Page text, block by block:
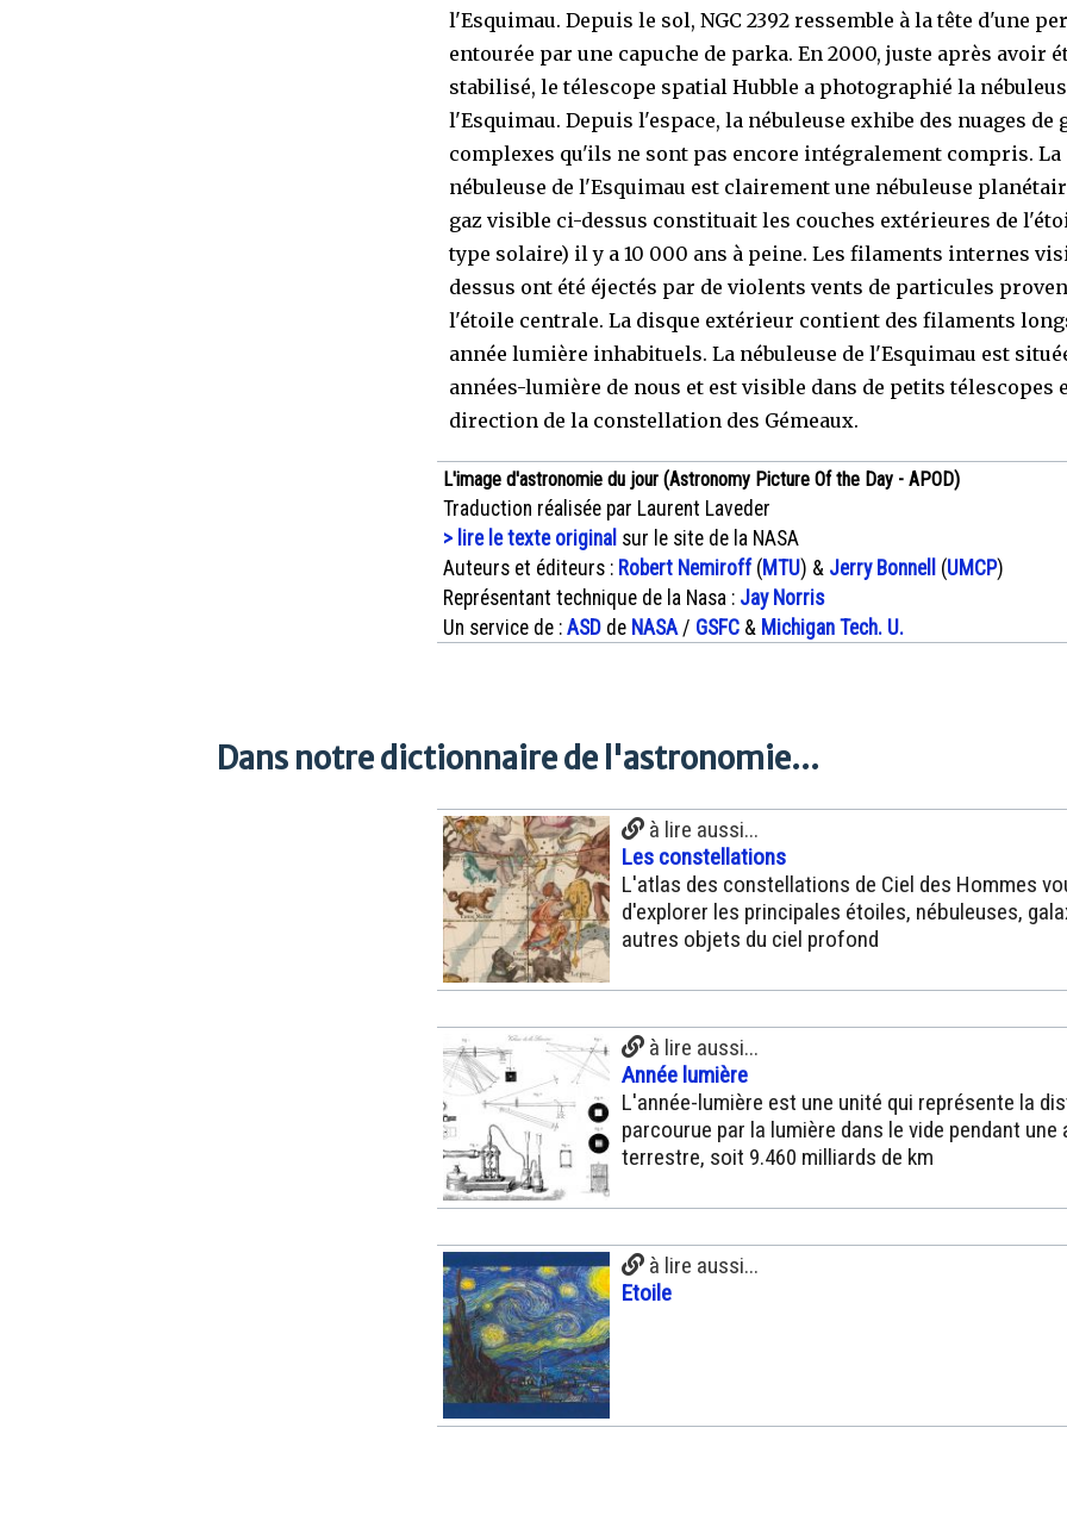
l'Esquimau. Depuis le sol, NGC 2392 ressemble à la tête d'une
entourée par une capuche de parka. En 2000, juste après avoir
stabilisé, le télescope spatial Hubble a photographié la
l'Esquimau. Depuis l'espace, la nébuleuse exhibe des nuages de
complexes qu'ils ne sont pas encore intégralement compris. La
nébuleuse de l'Esquimau est clairement une nébuleuse
gaz visible ci-dessus constituait les couches extérieures de
type solaire) il y a 10 000 ans à peine. Les filaments internes
dessus ont été éjectés par de violents vents de particules
l'étoile centrale. La disque extérieur contient des filaments
année lumière inhabituels. La nébuleuse de l'Esquimau est
années-lumière de nous et est visible dans de petits télescopes
direction de la constellation des Gémeaux.
L'image d'astronomie du jour (Astronomy Picture Of the Day - APOD)
Traduction réalisée par Laurent Laveder
> lire le texte original sur le site de la NASA
Auteurs et éditeurs : Robert Nemiroff(MTU) & Jerry Bonnell (UMCP)
Représentant technique de la Nasa : Jay Norris
Un service de : ASD de NASA / GSFC & Michigan Tech. U.
Dans notre dictionnaire de l'astronomie...
à lire aussi...
Les constellations
L'atlas des constellations de Ciel des Hommes
d'explorer les principales étoiles, nébuleuses,
autres objets du ciel profond
à lire aussi...
Année lumière
L'année-lumière est une unité qui représente la
parcourue par la lumière dans le vide pendant une
terrestre, soit 9.460 milliards de km
à lire aussi...
Etoile